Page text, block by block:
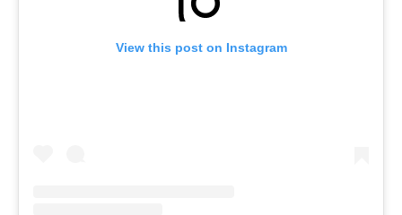
View this post on Instagram